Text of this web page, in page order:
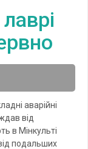
аварійні
від
в Мінкульті
подальших